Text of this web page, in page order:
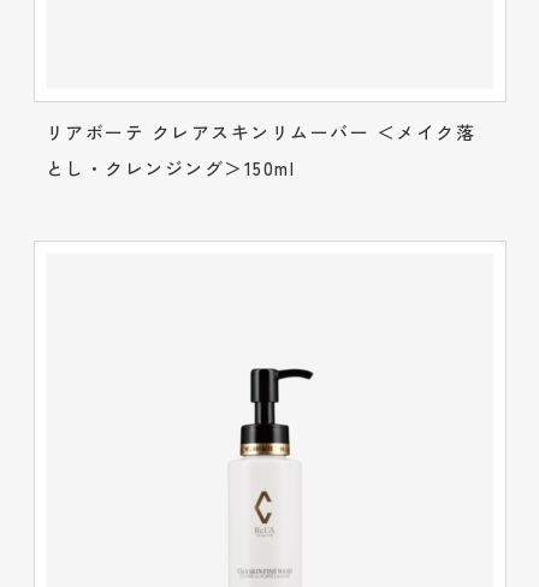
リアボーテ クレアスキンリムーバー ＜メイク落
とし・クレンジング＞150ml